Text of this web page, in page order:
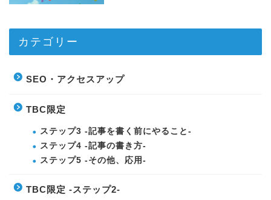
カテゴリー
SEO・アクセスアップ
TBC限定
ステップ3 -記事を書く前にやること-
ステップ4 -記事の書き方-
ステップ5 -その他、応用-
TBC限定 -ステップ2-